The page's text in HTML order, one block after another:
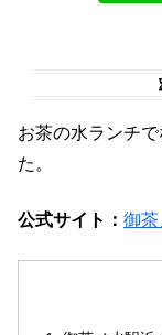
お茶の水ランチ
た。
公式サイト： 御